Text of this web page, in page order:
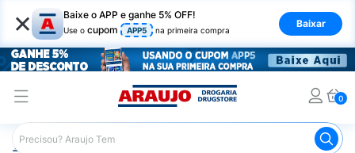
× Baixe o APP e ganhe 5% OFF!
Use o cupom APP5 na primeira compra
Baixar
0
Araujo Marcas